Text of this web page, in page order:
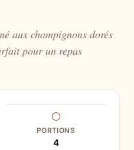
aux champignons dorés
pour un repas
⚪
PORTIONS
4